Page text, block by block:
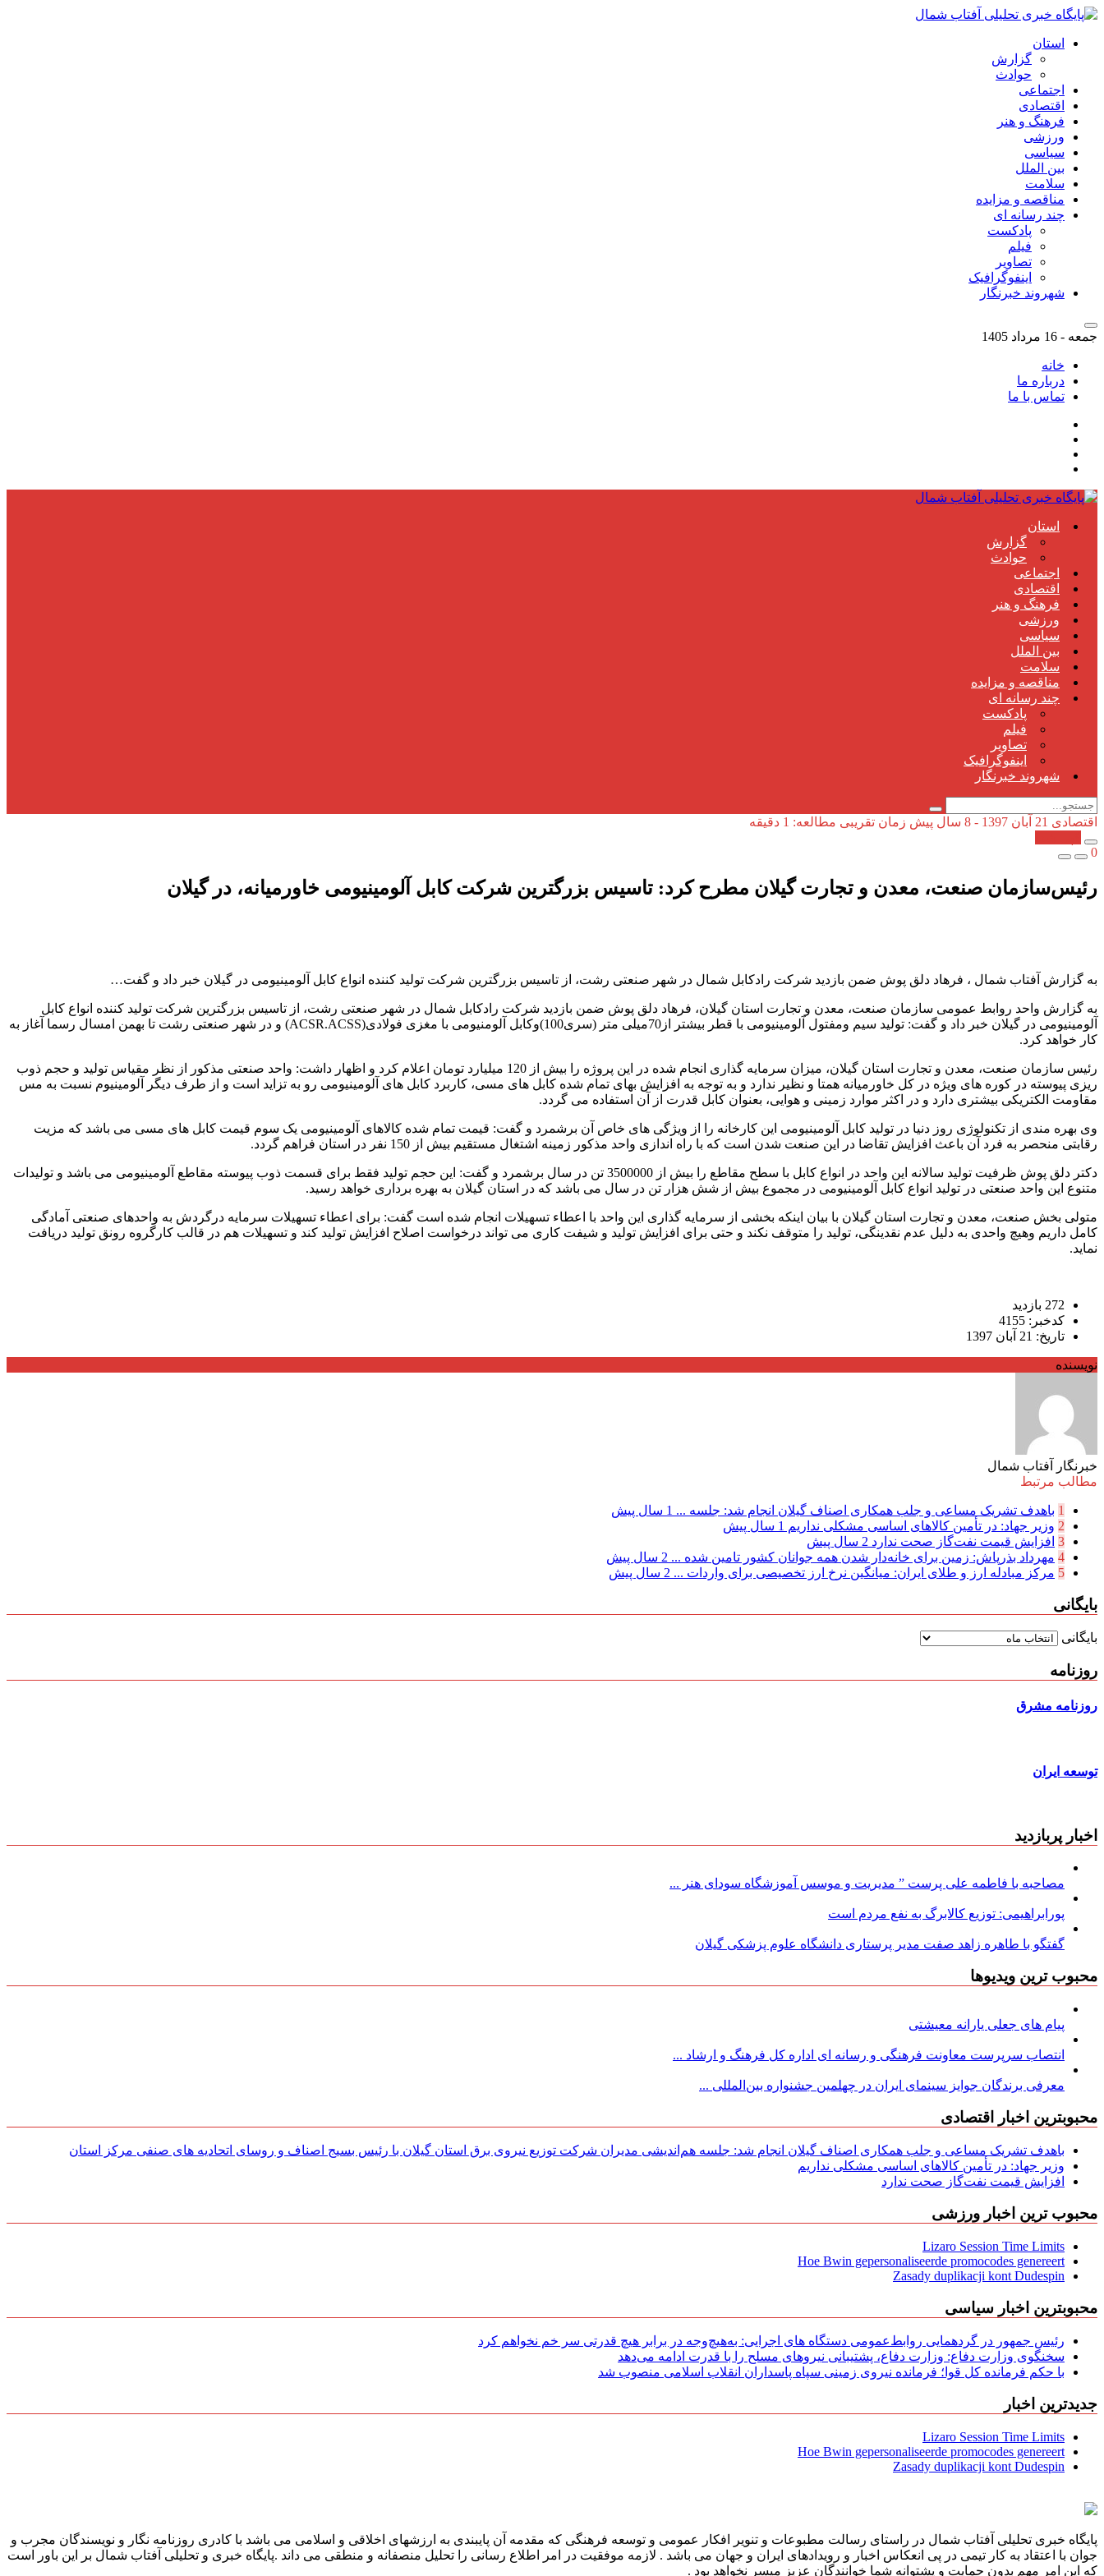
استان
گزارش
حوادث
اجتماعی
اقتصادی
فرهنگ و هنر
ورزشی
سیاسی
بین الملل
سلامت
مناقصه و مزایده
چند رسانه ای
پادکست
فیلم
تصاویر
اینفوگرافیک
شهروند خبرنگار
جمعه - 16 مرداد 1405
خانه
درباره ما
تماس با ما
استان
گزارش
حوادث
اجتماعی
اقتصادی
فرهنگ و هنر
ورزشی
سیاسی
بین الملل
سلامت
مناقصه و مزایده
چند رسانه ای
پادکست
فیلم
تصاویر
اینفوگرافیک
شهروند خبرنگار
اقتصادی 21 آبان 1397 - 8 سال پیش
زمان تقریبی مطالعه: 1 دقیقه
0
رئیس‌سازمان صنعت، معدن و تجارت گیلان مطرح کرد: تاسیس بزرگترین شرکت کابل آلومینیومی خاورمیانه، در گیلان
به گزارش آفتاب شمال ، فرهاد دلق پوش ضمن بازدید شرکت رادکابل شمال در شهر صنعتی رشت، از تاسیس بزرگترین شرکت تولید کننده انواع کابل آلومینیومی در گیلان خبر داد و گفت…
به گزارش واحد روابط عمومی سازمان صنعت، معدن و تجارت استان گیلان، فرهاد دلق پوش ضمن بازدید شرکت رادکابل شمال در شهر صنعتی رشت، از تاسیس بزرگترین شرکت تولید کننده انواع کابل
آلومینیومی در گیلان خبر داد و گفت: تولید سیم ومفتول آلومینیومی با قطر بیشتر از70میلی متر (سری100)وکابل آلومنیومی با مغزی فولادی(ACSR.ACSS) و در شهر صنعتی رشت تا بهمن امسال رسما آغاز به
کار خواهد کرد.
رئیس سازمان صنعت، معدن و تجارت استان گیلان، میزان سرمایه گذاری انجام شده در این پروژه را بیش از 120 میلیارد تومان اعلام کرد و اظهار داشت: واحد صنعتی مذکور از نظر مقیاس تولید و حجم ذوب
ریزی پیوسته در کوره های ویژه در کل خاورمیانه همتا و نظیر ندارد و به توجه به افزایش بهای تمام شده کابل های مسی، کاربرد کابل های آلومینیومی رو به تزاید است و از طرف دیگر آلومینیوم نسبت به مس
مقاومت الکتریکی بیشتری دارد و در اکثر موارد زمینی و هوایی، بعنوان کابل قدرت از آن استفاده می گردد.
وی بهره مندی از تکنولوژی روز دنیا در تولید کابل آلومینیومی این کارخانه را از ویژگی های خاص آن برشمرد و گفت: قیمت تمام شده کالاهای آلومینیومی یک سوم قیمت کابل های مسی می باشد که مزیت
رقابتی منحصر به فرد آن باعث افزایش تقاضا در این صنعت شدن است که با راه اندازی واحد مذکور زمینه اشتغال مستقیم بیش از 150 نفر در استان فراهم گردد.
دکتر دلق پوش ظرفیت تولید سالانه این واحد در انواع کابل با سطح مقاطع را بیش از 3500000 تن در سال برشمرد و گفت: این حجم تولید فقط برای قسمت ذوب پیوسته مقاطع آلومینیومی می باشد و تولیدات
متنوع این واحد صنعتی در تولید انواع کابل آلومینیومی در مجموع بیش از شش هزار تن در سال می باشد که در استان گیلان به بهره برداری خواهد رسید.
متولی بخش صنعت، معدن و تجارت استان گیلان با بیان اینکه بخشی از سرمایه گذاری این واحد با اعطاء تسهیلات انجام شده است گفت: برای اعطاء تسهیلات سرمایه درگردش به واحدهای صنعتی آمادگی
کامل داریم وهیچ واحدی به دلیل عدم نقدینگی، تولید را متوقف نکند و حتی برای افزایش تولید و شیفت کاری می تواند درخواست اصلاح افزایش تولید کند و تسهیلات هم در قالب کارگروه رونق تولید دریافت
نماید.
272 بازدید
کدخبر: 4155
تاریخ: 21 آبان 1397
نویسنده
خبرنگار آفتاب شمال
مطالب مرتبط
1 باهدف تشریک مساعی و جلب همکاری اصناف گیلان انجام شد: جلسه ... 1 سال پیش
2 وزیر جهاد: در تأمین کالاهای اساسی مشکلی نداریم 1 سال پیش
3 افزایش قیمت نفت‌گاز صحت ندارد 2 سال پیش
4 مهرداد بذرپاش: زمین برای خانه‌دار شدن همه جوانان کشور تامین شده ... 2 سال پیش
5 مرکز مبادله ارز و طلای ایران: میانگین نرخ ارز تخصیصی برای واردات ... 2 سال پیش
بایگانی
بایگانی
روزنامه
روزنامه مشرق
توسعه ایران
اخبار پربازدید
مصاحبه با فاطمه علی پرست ” مدیریت و موسس آموزشگاه سودای هنر ...
پورابراهیمی: توزیع کالابرگ به نفع مردم است
گفتگو با طاهره زاهد صفت مدیر پرستاری دانشگاه علوم پزشکی گیلان
محبوب ترین ویدیوها
پیام های جعلی یارانه معیشتی
انتصاب سرپرست معاونت فرهنگی و رسانه ای اداره کل فرهنگ و ارشاد ...
معرفی برندگان جوایز سینمای ایران در چهلمین جشنواره بین‌المللی ...
محبوبترین اخبار اقتصادی
باهدف تشریک مساعی و جلب همکاری اصناف گیلان انجام شد: جلسه هم‌اندیشی مدیران شركت توزیع نیروی برق استان گیلان با رئیس بسیج اصناف و روسای اتحادیه های صنفی مركز استان
وزیر جهاد: در تأمین کالاهای اساسی مشکلی نداریم
افزایش قیمت نفت‌گاز صحت ندارد
محبوب ترین اخبار ورزشی
Lizaro Session Time Limits
Hoe Bwin gepersonaliseerde promocodes genereert
Zasady duplikacji kont Dudespin
محبوبترین اخبار سیاسی
رئیس جمهور در گردهمایی روابط‌عمومی دستگاه های اجرایی: به‌هیچ‌وجه در برابر هیچ قدرتی سر خم نخواهم کرد
سخنگوی وزارت دفاع: وزارت دفاع، پشتیبانی نیرو‌های مسلح را با قدرت ادامه می‌دهد
با حکم فرمانده کل قوا؛ فرمانده نیروی زمینی سپاه پاسداران انقلاب اسلامی منصوب شد
جدیدترین اخبار
Lizaro Session Time Limits
Hoe Bwin gepersonaliseerde promocodes genereert
Zasady duplikacji kont Dudespin
پایگاه خبری تحلیلی آفتاب شمال در راستای رسالت مطبوعات و تنویر افکار عمومی و توسعه فرهنگی که مقدمه آن پایبندی به ارزشهای اخلاقی و اسلامی می باشد با کادری روزنامه نگار و نویسندگان مجرب و
جوان با اعتقاد به کار تیمی در پی انعکاس اخبار و رویدادهای ایران و جهان می باشد . لازمه موفقیت در امر اطلاع رسانی را تحلیل منصفانه و منطقی می داند .پایگاه خبری و تحلیلی آفتاب شمال بر این باور است
که این امر مهم بدون حمایت و پشتوانه شما خوانندگان عزیز میسر نخواهد بود .